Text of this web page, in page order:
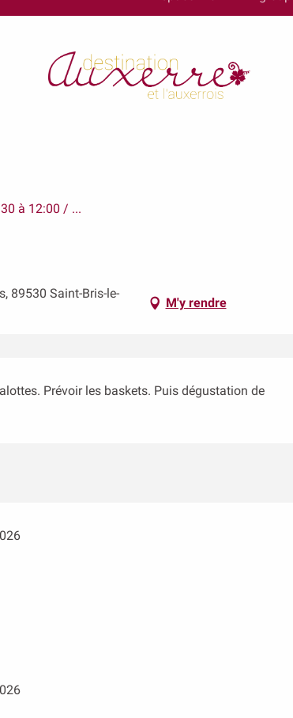
à 12:00 / ...
89530 Saint-Bris-le-
M'y rendre
Prévoir les baskets. Puis dégustation de